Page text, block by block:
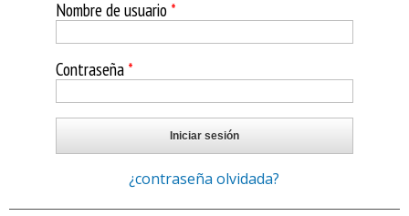
Nombre de usuario *
Contraseña *
¿contraseña olvidada?